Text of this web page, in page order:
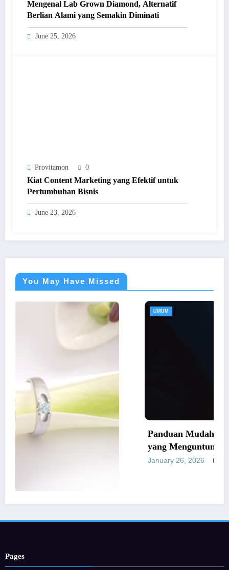
Mengenal Lab Grown Diamond, Alternatif
Berlian Alami yang Semakin Diminati
June 25, 2026
Provitamon 0
Kiat Content Marketing yang Efektif untuk
Pertumbuhan Bisnis
June 23, 2026
You May Have Missed
UMUM
Panduan Mudah Beli Cincin Berlian
yang Menguntungkan
Provitamon
Home